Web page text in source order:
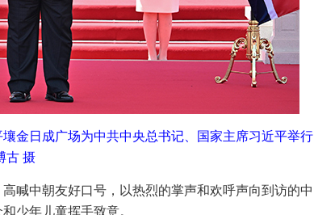
金日成广场为中共中央总书记、国家主席习近平举行
古 摄
喊中朝友好口号，以热烈的掌声和欢呼声向到访的中
少年儿童挥手致意。